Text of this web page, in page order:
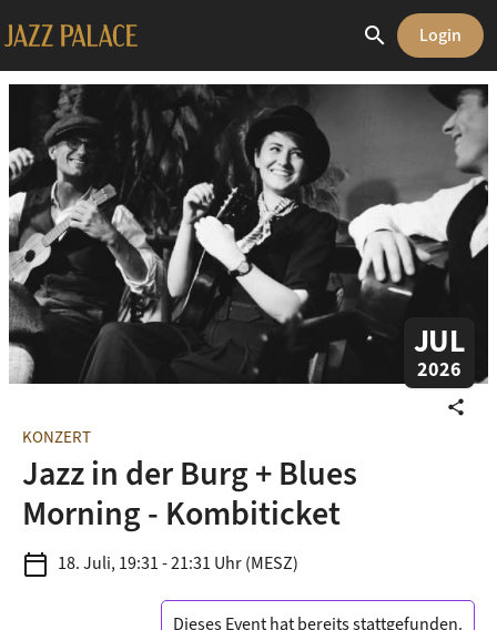
search Login
JUL
2026
share
KONZERT
Jazz in der Burg + Blues
Morning - Kombiticket
calendar_today 18. Juli, 19:31 - 21:31 Uhr (MESZ)
Dieses Event hat bereits stattgefunden.